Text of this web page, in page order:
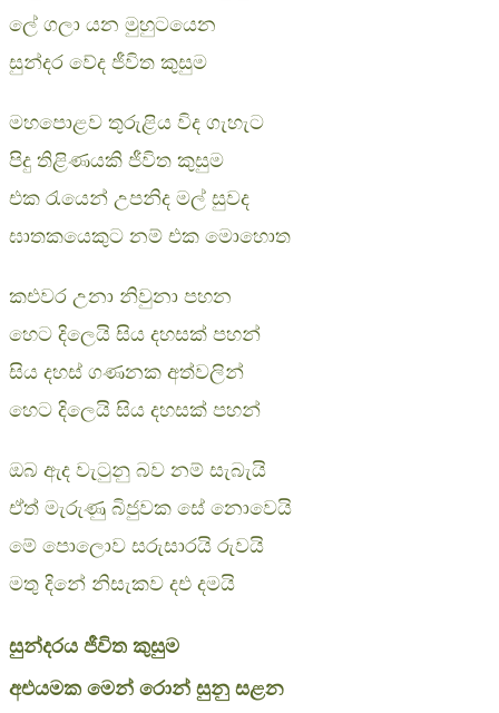
ලේ ගලා යන මුහුටයෙන
සුන්දර වේද ජීවිත කුසුම
මහපොළව තුරුළිය විද ගැහැට
පිදු තිළිණයකි ජීවිත කුසුම
එක රැයෙන් උපනිද මල් සුවද
ඝාතකයෙකුට නම් එක මොහොත
කඑවර උනා නිවුනා පහන
හෙට දිලෙයි සිය දහසක් පහන්
සිය දහස් ගණනක අත්වලින්
හෙට දිලෙයි සිය දහසක් පහන්
ඔබ ඇද වැටුනු බව නම් සැබැයි
ඒත් මැරුණු බිජුවක සේ නොවෙයි
මේ පොලොව සරුසාරයි රුවයි
මතු දිනේ නිසැකව දඑ දමයි
සුන්දරය ජීවිත කුසුම
අඑයමක මෙන් රොන් සුනු සළන